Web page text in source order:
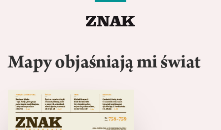
Mapy objaśniają mi świat